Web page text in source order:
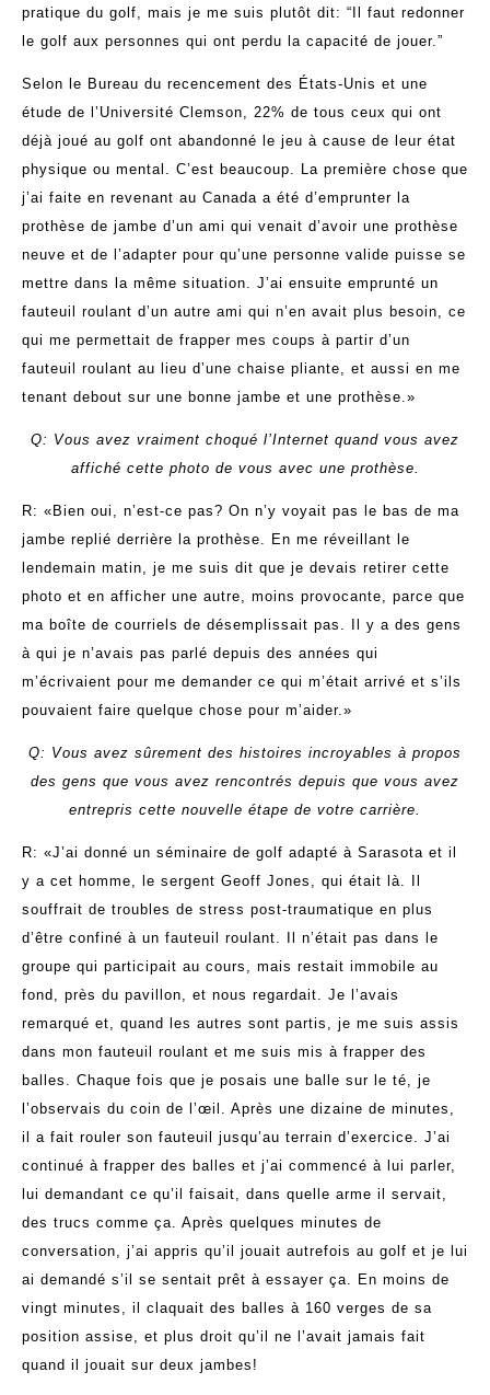
pratique du golf, mais je me suis plutôt dit: “Il faut redonner
le golf aux personnes qui ont perdu la capacité de jouer.”
Selon le Bureau du recencement des États-Unis et une
étude de l’Université Clemson, 22% de tous ceux qui ont
déjà joué au golf ont abandonné le jeu à cause de leur état
physique ou mental. C’est beaucoup. La première chose que
j’ai faite en revenant au Canada a été d’emprunter la
prothèse de jambe d’un ami qui venait d’avoir une prothèse
neuve et de l’adapter pour qu’une personne valide puisse se
mettre dans la même situation. J’ai ensuite emprunté un
fauteuil roulant d’un autre ami qui n’en avait plus besoin, ce
qui me permettait de frapper mes coups à partir d’un
fauteuil roulant au lieu d’une chaise pliante, et aussi en me
tenant debout sur une bonne jambe et une prothèse.»
Q: Vous avez vraiment choqué l’Internet quand vous avez
affiché cette photo de vous avec une prothèse.
R: «Bien oui, n’est-ce pas? On n’y voyait pas le bas de ma
jambe replié derrière la prothèse. En me réveillant le
lendemain matin, je me suis dit que je devais retirer cette
photo et en afficher une autre, moins provocante, parce que
ma boîte de courriels de désemplissait pas. Il y a des gens
à qui je n’avais pas parlé depuis des années qui
m’écrivaient pour me demander ce qui m’était arrivé et s’ils
pouvaient faire quelque chose pour m’aider.»
Q: Vous avez sûrement des histoires incroyables à propos
des gens que vous avez rencontrés depuis que vous avez
entrepris cette nouvelle étape de votre carrière.
R: «J’ai donné un séminaire de golf adapté à Sarasota et il
y a cet homme, le sergent Geoff Jones, qui était là. Il
souffrait de troubles de stress post-traumatique en plus
d’être confiné à un fauteuil roulant. Il n’était pas dans le
groupe qui participait au cours, mais restait immobile au
fond, près du pavillon, et nous regardait. Je l’avais
remarqué et, quand les autres sont partis, je me suis assis
dans mon fauteuil roulant et me suis mis à frapper des
balles. Chaque fois que je posais une balle sur le té, je
l’observais du coin de l’œil. Après une dizaine de minutes,
il a fait rouler son fauteuil jusqu’au terrain d’exercice. J’ai
continué à frapper des balles et j’ai commencé à lui parler,
lui demandant ce qu’il faisait, dans quelle arme il servait,
des trucs comme ça. Après quelques minutes de
conversation, j’ai appris qu’il jouait autrefois au golf et je lui
ai demandé s’il se sentait prêt à essayer ça. En moins de
vingt minutes, il claquait des balles à 160 verges de sa
position assise, et plus droit qu’il ne l’avait jamais fait
quand il jouait sur deux jambes!